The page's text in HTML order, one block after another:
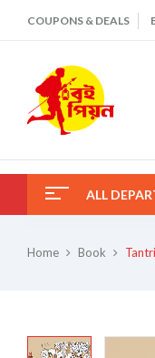
COUPONS & DEALS
ALL
Home Book